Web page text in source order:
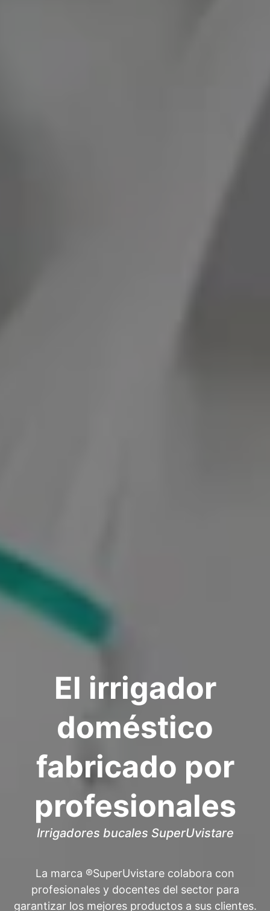
El irrigador
doméstico
fabricado por
profesionales
Irrigadores bucales SuperUvistare
La marca ®SuperUvistare colabora con
profesionales y docentes del sector para
garantizar los mejores productos a sus clientes.